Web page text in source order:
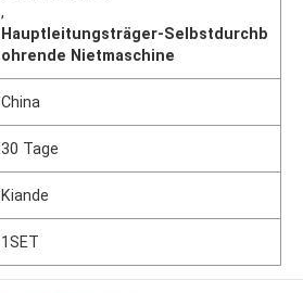
,
Hauptleitungsträger-Selbstdurchb
ohrende Nietmaschine
China
30 Tage
Kiande
1SET